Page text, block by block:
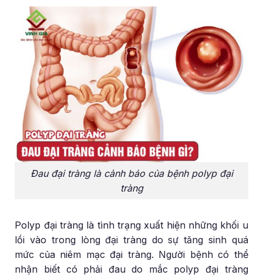
Đau đại tràng là cảnh báo của bệnh polyp đại
tràng
Polyp đại tràng là tình trạng xuất hiện những khối u
lồi vào trong lòng đại tràng do sự tăng sinh quá
mức của niêm mạc đại tràng. Người bệnh có thể
nhận biết có phải đau do mắc polyp đại tràng